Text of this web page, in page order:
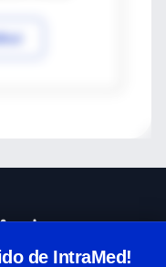
de IntraMed!